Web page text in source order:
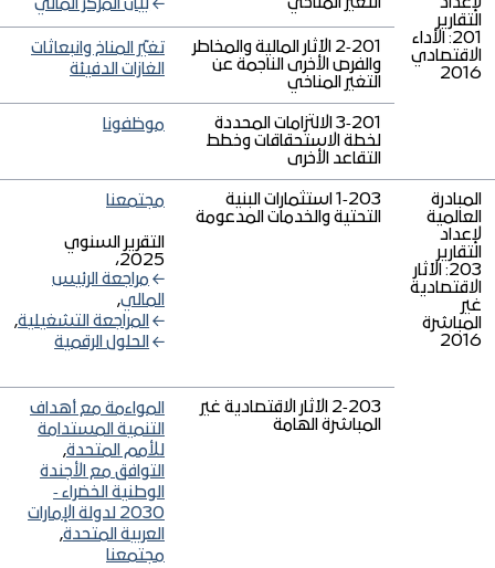
التقارير
201: الأداء
الاقتصادي
2016
201‑2 الآثار المالية والمخاطر
والفرص الأخرى الناجمة عن
التغير المناخي
تغيّر المناخ وانبعاثات
الغازات الدفيئة
201‑3 الالتزامات المحددة
لخطة الاستحقاقات وخطط
التقاعد الأخرى
موظفونا
المبادرة
العالمية
لإعداد
التقارير
203: الآثار
الاقتصادية
غير
المباشرة
2016
203‑1 استثمارات البنية
التحتية والخدمات المدعومة
مجتمعنا
التقرير السنوي
2025،
مراجعة الرئيس
المالي,
المراجعة التشغيلية,
الحلول الرقمية
203‑2 الآثار الاقتصادية غير
المباشرة الهامة
المواءمة مع أهداف
التنمية المستدامة
للأمم المتحدة,
التوافق مع الأجندة
الوطنية الخضراء ‑
2030 لدولة الإمارات
العربية المتحدة,
مجتمعنا